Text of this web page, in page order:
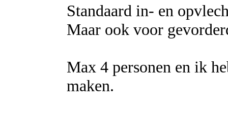
Standaard in- en
Maar ook voor
Max 4 personen en ik
maken.